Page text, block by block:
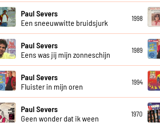
Paul Severs
Een sneeuwwitte bruidsjurk
1998
Paul Severs
Eens was jij mijn zonneschijn
1989
Paul Severs
Fluister in mijn oren
1994
Paul Severs
Geen wonder dat ik ween
1970